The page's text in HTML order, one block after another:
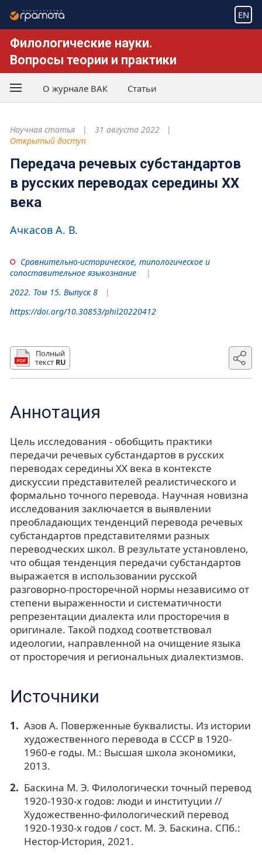
EN
Филологические науки.
Вопросы теории и практики
О журнале ВАК Статьи
Научная статья
31 августа 2022
Открытый доступ
Передача речевых субстандартов
в русских переводах середины XX
века
Ачкасов А. В.
Сравнительно-историческое, типологическое и
сопоставительное языкознание
2022. Том 15. Выпуск 8
https://doi.org/10.30853/phil20220412
Полный
текст RU
Аннотация
Цель исследования - обобщить практики
передачи речевых субстандартов в русских
переводах середины XX века в контексте
дискуссии представителей реалистического и
формально точного перевода. Научная новизна
исследования заключается в выявлении
преобладающих тенденций перевода речевых
субстандартов представителями разных
переводческих школ. В результате установлено,
что общая тенденция передачи субстандартов
выражается в использовании русской
разговорно-просторечной нормы независимо от
степени выраженности и систематичности
репрезентации диалекта или просторечия в
оригинале. Такой подход соответствовал
идеологии, направленной на очищение языка
от просторечия и региональных диалектизмов.
Источники
Азов А. Поверженные буквалисты. Из истории
художественного перевода в СССР в 1920-
1960-е годы. М.: Высшая школа экономики,
2013.
Баскина М. Э. Филологически точный перевод
1920-1930-х годов: люди и институции //
Художественно-филологический перевод
1920-1930-х годов / сост. М. Э. Баскина. СПб.:
Нестор-История, 2021.